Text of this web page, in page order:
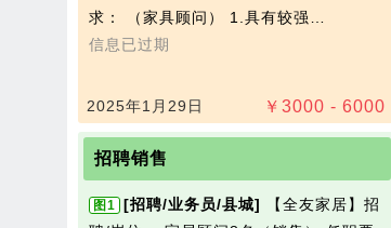
求： （家具顾问） 1.具有较强…
信息已过期
￥ 3000 - 6000
2025年1月29日
招聘销售
图1 [招聘/业务员/县城]
【全友家居】招